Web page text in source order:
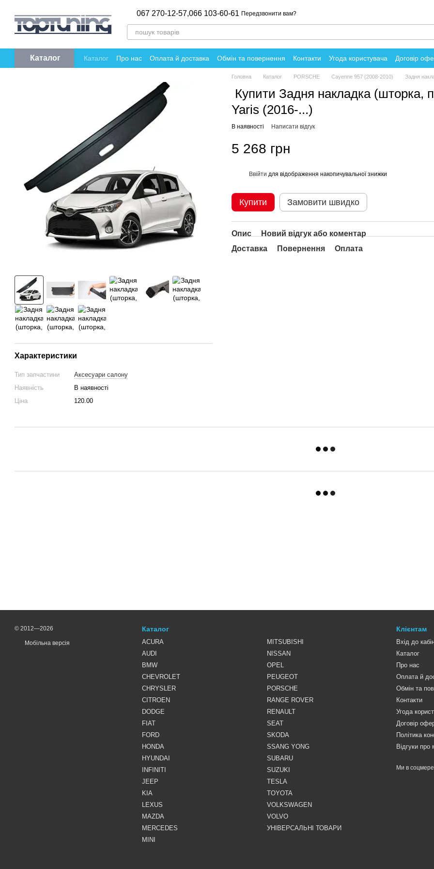
067 270-12-57,066 103-60-61 Передзвонити вам?
Каталог Каталог Про нас Оплата й доставка Обмін та повернення Контакти Угода користувача
Договір
Політика конфіденційності
Відгуки про магазин
Характеристики
Тип запчастини
Аксесуари салону
Наявність
В наявності
Ціна
120.00
Головна Каталог PORSCHE Cayenne 957 (2008-2010) Задня
Купити Задня накладка (шторка,
Yaris (2016-...)
В наявності Написати відгук
5 268 грн
Ввійти для відображення накопичувальної знижки
Купити Замовити швидко
Опис
Новий відгук або коментар
Доставка
Повернення Оплата
© 2012—2026
Мобільна версія
Каталог
ACURA
AUDI
BMW
CHEVROLET
CHRYSLER
CITROEN
DODGE
FIAT
FORD
HONDA
HYUNDAI
INFINITI
JEEP
KIA
LEXUS
MAZDA
MERCEDES
MINI
MITSUBISHI
NISSAN
OPEL
PEUGEOT
PORSCHE
RANGE ROVER
RENAULT
SEAT
SKODA
SSANG YONG
SUBARU
SUZUKI
TESLA
TOYOTA
VOLKSWAGEN
VOLVO
УНІВЕРСАЛЬНІ ТОВАРИ
Клієнтам
Вхід до
Каталог
Про нас
Оплата й
Обмін та
Контакти
Угода
Договір
Політика
Відгуки про
Ми в